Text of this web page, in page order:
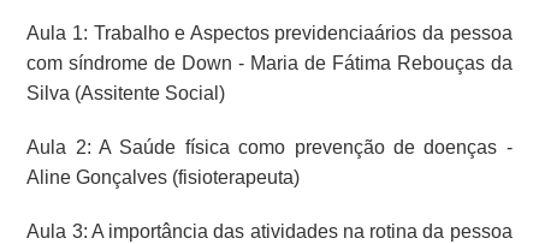
Aula 1: Trabalho e Aspectos previdenciaários da pessoa
com síndrome de Down - Maria de Fátima Rebouças da
Silva (Assitente Social)
Aula 2: A Saúde física como prevenção de doenças -
Aline Gonçalves (fisioterapeuta)
Aula 3: A importância das atividades na rotina da pessoa